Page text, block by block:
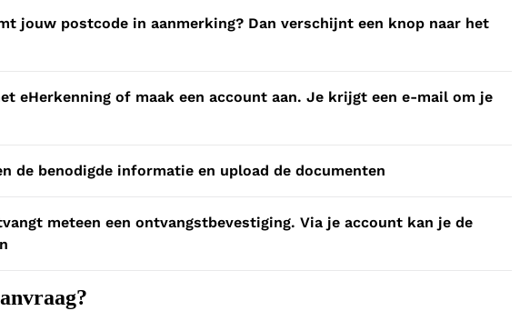
jouw postcode in aanmerking? Dan verschijnt een knop naar het
eHerkenning of maak een account aan. Je krijgt een e-mail om je
de benodigde informatie en upload de documenten
meteen een ontvangstbevestiging. Via je account kan je de